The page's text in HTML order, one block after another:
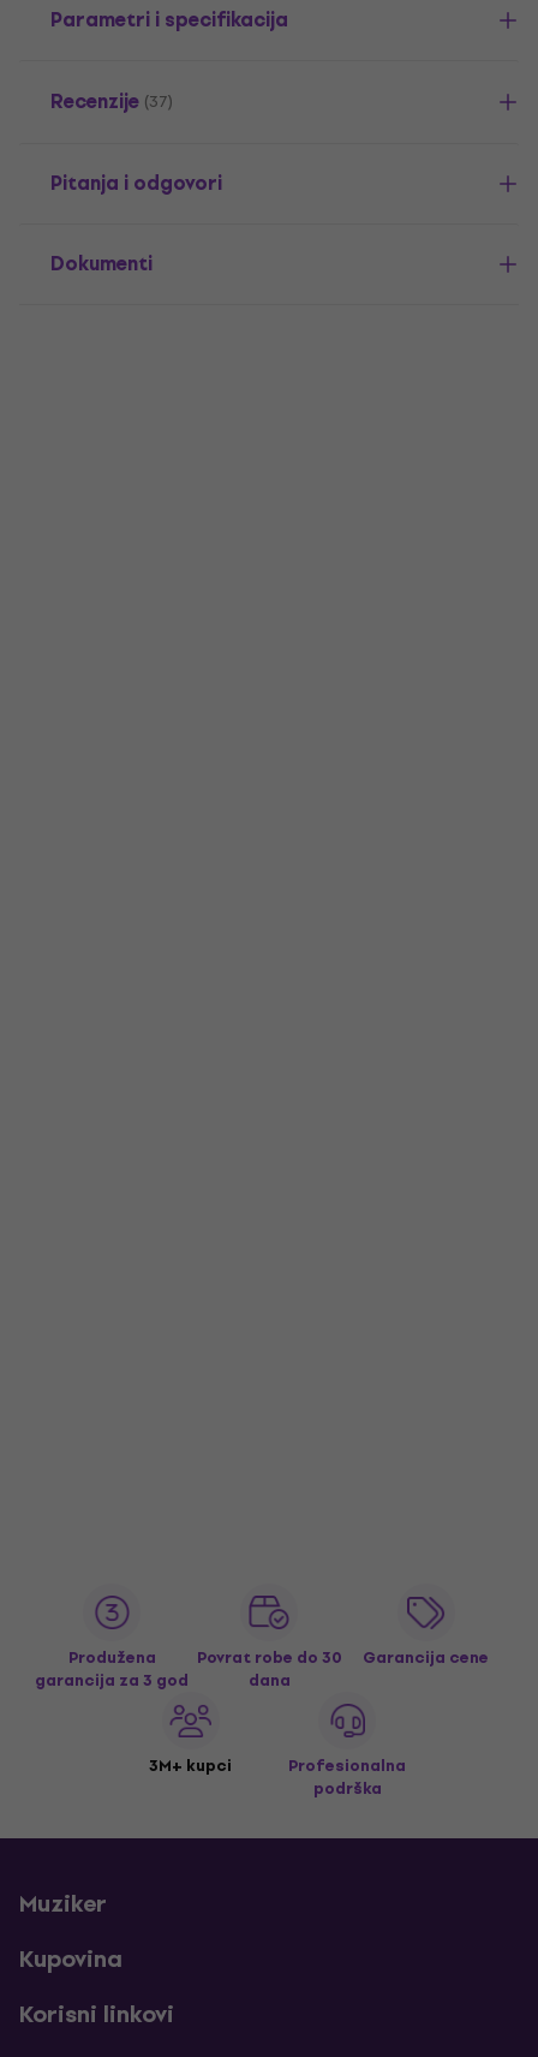
Parametri i specifikacija
Recenzije (37)
Pitanja i odgovori
Dokumenti
Produžena
garancija za 3 god
Povrat robe do 30
dana
Garancija cene
3M+ kupci
Profesionalna
podrška
Muziker
Kupovina
Korisni linkovi